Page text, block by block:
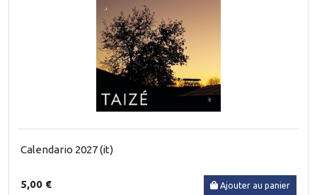
Calendario 2027 (it)
5,00 € Ajouter au panier